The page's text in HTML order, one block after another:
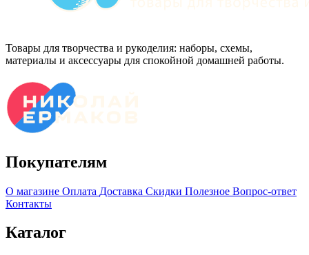
Товары для творчества и рукоделия: наборы, схемы,
материалы и аксессуары для спокойной домашней работы.
Покупателям
О магазине Оплата Доставка Скидки Полезное Вопрос-ответ
Контакты
Каталог